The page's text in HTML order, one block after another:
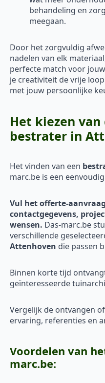
behandeling en
meegaan.
Door het zorgvuldig
nadelen van elk
perfecte match voor
je creativiteit de vrije
met jouw persoonlijke
Het kiezen
bestrater in
Het vinden van een
marc.be is een
Vul het offerte-
contactgegevens,
wensen. Das-marc.be
verschillende
Attenhoven die passen
Binnen korte tijd
geïnteresseerde
Vergelijk de ontvangen
ervaring, referenties en
Voordelen van
marc.be: